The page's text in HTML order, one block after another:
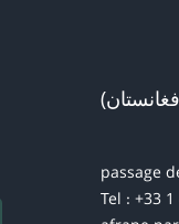
Tel : +33